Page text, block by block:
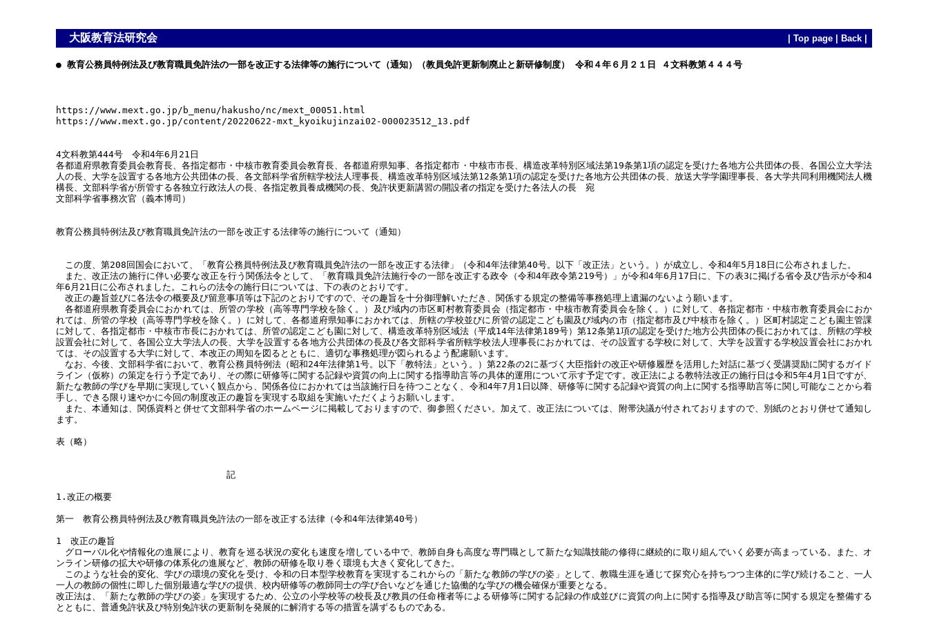
大阪教育法研究会 Top page| Back|
● 教育公務員特例法及び教育職員免許法の一部を改正する法律等の施行について（通知）（教員免許更新制廃止と新研修制度） 令和４年６月２１日 ４文科教第４４４号
https://www.mext.go.jp/b_menu/hakusho/nc/mext_00051.html
https://www.mext.go.jp/content/20220622-mxt_kyoikujinzai02-000023512_13.pdf
4文科教第444号 令和4年6月21日
各都道府県教育委員会教育長、各指定都市・中核市教育委員会教育長、各都道府県知事、各指定都市・中核市市長、構造改革特別区域法第19条第1項の認定を受けた各地方公共団体の長、各国公立大学法
人の長、大学を設置する各地方公共団体の長、各文部科学省所轄学校法人理事長、構造改革特別区域法第12条第1項の認定を受けた各地方公共団体の長、放送大学学園理事長、各大学共同利用機関法人機
構長、文部科学省が所管する各独立行政法人の長、各指定教員養成機関の長、免許状更新講習の開設者の指定を受けた各法人の長 宛
文部科学省事務次官（義本博司）
教育公務員特例法及び教育職員免許法の一部を改正する法律等の施行について（通知）
この度、第208回国会において、「教育公務員特例法及び教育職員免許法の一部を改正する法律」（令和4年法律第40号。以下「改正法」という。）が成立し、令和4年5月18日に公布されました。
また、改正法の施行に伴い必要な改正を行う関係法令として、「教育職員免許法施行令の一部を改正する政令（令和4年政令第219号）」が令和4年6月17日に、下の表3に掲げる省令及び告示が令和4
年6月21日に公布されました。これらの法令の施行日については、下の表のとおりです。
改正の趣旨並びに各法令の概要及び留意事項等は下記のとおりですので、その趣旨を十分御理解いただき、関係する規定の整備等事務処理上遺漏のないよう願います。
各都道府県教育委員会におかれては、所管の学校（高等専門学校を除く。）及び域内の市区町村教育委員会（指定都市・中核市教育委員会を除く。）に対して、各指定都市・中核市教育委員会におか
れては、所管の学校（高等専門学校を除く。）に対して、各都道府県知事におかれては、所轄の学校並びに所管の認定こども園及び域内の市（指定都市及び中核市を除く。）区町村認定こども園主管課
に対して、各指定都市・中核市市長におかれては、所管の認定こども園に対して、構造改革特別区域法（平成14年法律第189号）第12条第1項の認定を受けた地方公共団体の長におかれては、所轄の学校
設置会社に対して、各国公立大学法人の長、大学を設置する各地方公共団体の長及び各文部科学省所轄学校法人理事長におかれては、その設置する学校に対して、大学を設置する学校設置会社におかれ
ては、その設置する大学に対して、本改正の周知を図るとともに、適切な事務処理が図られるよう配慮願います。
なお、今後、文部科学省において、教育公務員特例法（昭和24年法律第1号。以下「教特法」という。）第22条の2に基づく大臣指針の改正や研修履歴を活用した対話に基づく受講奨励に関するガイド
ライン（仮称）の策定を行う予定であり、その際に研修等に関する記録や資質の向上に関する指導助言等の具体的運用について示す予定です。改正法による教特法改正の施行日は令和5年4月1日ですが、
新たな教師の学びを早期に実現していく観点から、関係各位におかれては当該施行日を待つことなく、令和4年7月1日以降、研修等に関する記録や資質の向上に関する指導助言等に関し可能なことから着
手し、できる限り速やかに今回の制度改正の趣旨を実現する取組を実施いただくようお願いします。
また、本通知は、関係資料と併せて文部科学省のホームページに掲載しておりますので、御参照ください。加えて、改正法については、附帯決議が付されておりますので、別紙のとおり併せて通知し
ます。
表（略）
記
1.改正の概要
第一 教育公務員特例法及び教育職員免許法の一部を改正する法律（令和4年法律第40号）
1 改正の趣旨
グローバル化や情報化の進展により、教育を巡る状況の変化も速度を増している中で、教師自身も高度な専門職として新たな知識技能の修得に継続的に取り組んでいく必要が高まっている。また、オ
ンライン研修の拡大や研修の体系化の進展など、教師の研修を取り巻く環境も大きく変化してきた。
このような社会的変化、学びの環境の変化を受け、令和の日本型学校教育を実現するこれからの「新たな教師の学びの姿」として、教職生涯を通じて探究心を持ちつつ主体的に学び続けること、一人
一人の教師の個性に即した個別最適な学びの提供、校内研修等の教師同士の学び合いなどを通じた協働的な学びの機会確保が重要となる。
改正法は、「新たな教師の学びの姿」を実現するため、公立の小学校等の校長及び教員の任命権者等による研修等に関する記録の作成並びに資質の向上に関する指導及び助言等に関する規定を整備する
とともに、普通免許状及び特別免許状の更新制を発展的に解消する等の措置を講ずるものである。